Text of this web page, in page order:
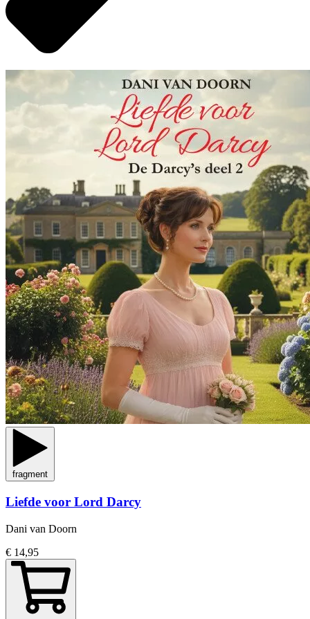
fragment
Liefde voor Lord Darcy
Dani van Doorn
€ 14,95